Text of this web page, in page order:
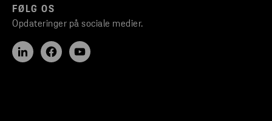
FØLG OS
Opdateringer på sociale medier.